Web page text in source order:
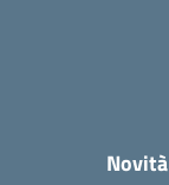
Novità